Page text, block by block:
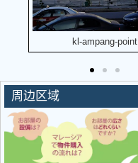
kl-ampang-point
周边区域